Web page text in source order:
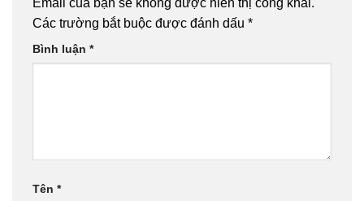
Các trường bắt buộc được đánh dấu *
Bình luận *
Tên *